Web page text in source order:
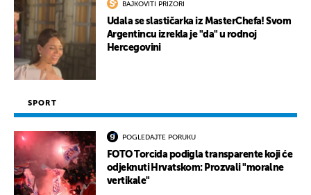
BAJKOVITI PRIZORI
Udala se slastičarka iz MasterChefa! Svom
Argentincu izrekla je "da" u rodnoj
Hercegovini
SPORT
POGLEDAJTE PORUKU
FOTO Torcida podigla transparente koji će
odjeknuti Hrvatskom: Prozvali "moralne
vertikale"